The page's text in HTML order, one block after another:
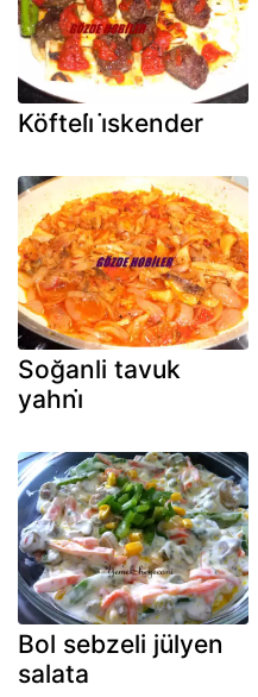
Köfteli̇ i̇skender
Soğanli tavuk
yahni̇
Bol sebzeli jülyen
salata